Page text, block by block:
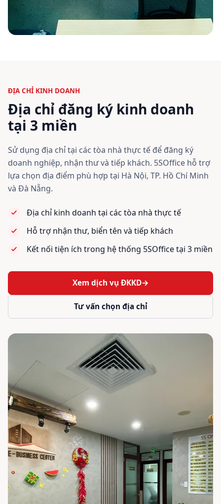
ĐỊA CHỈ KINH DOANH
Địa chỉ đăng ký kinh doanh
tại 3 miền
Sử dụng địa chỉ tại các tòa nhà thực tế để đăng ký
doanh nghiệp, nhận thư và tiếp khách. 5SOffice hỗ trợ
lựa chọn địa điểm phù hợp tại Hà Nội, TP. Hồ Chí Minh
và Đà Nẵng.
Địa chỉ kinh doanh tại các tòa nhà thực tế
Hỗ trợ nhận thư, biển tên và tiếp khách
Kết nối tiện ích trong hệ thống 5SOffice tại 3 miền
Xem dịch vụ ĐKKD→
Tư vấn chọn địa chỉ